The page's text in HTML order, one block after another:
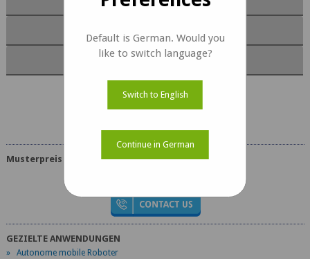
Kit-Inhalt
e-CAM25_CUNX Dokuments
Musterpreis
GEZIELTE ANWENDUNGEN
» Autonome mobile Roboter
Default is German. Would you
like to switch language?
Switch to English
Continue in German